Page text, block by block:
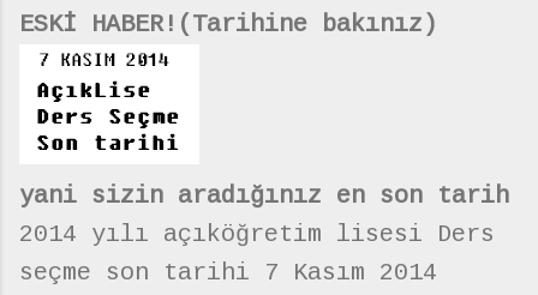
ESKİ HABER!(Tarihine bakınız)
yani sizin aradığınız en son tarih
2014 yılı açıköğretim lisesi Ders
seçme son tarihi 7 Kasım 2014